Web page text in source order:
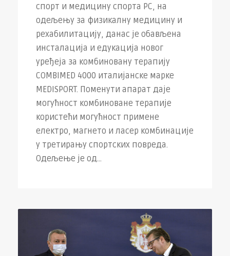
спорт и медицину спорта РС, на
одељењу за физикалну медицину и
рехабилитацију, данас је обављена
инсталација и едукација новог
уређеја за комбиновану терапију
COMBIMED 4000 италијанске марке
MEDISPORT. Поменути апарат даје
могућност комбиноване терапије
користећи могућност примене
електро, магнето и ласер комбинације
у третирању спортских повреда.
Одељење је од...